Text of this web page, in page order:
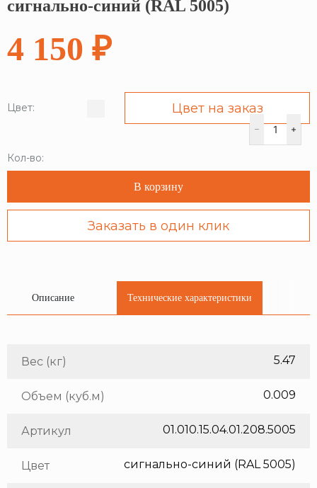
сигнально-синий (RAL 5005)
4 150 ₽
Цвет: Цвет на заказ
Кол-во:
В корзину
Заказать в один клик
Описание Технические характеристики
Вес (кг) 5.47
Объем (куб.м) 0.009
Артикул 01.010.15.04.01.208.5005
Цвет сигнально-синий (RAL 5005)